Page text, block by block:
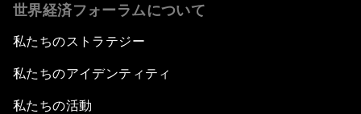
世界経済フォーラムについて
私たちのストラテジー
私たちのアイデンティティ
私たちの活動